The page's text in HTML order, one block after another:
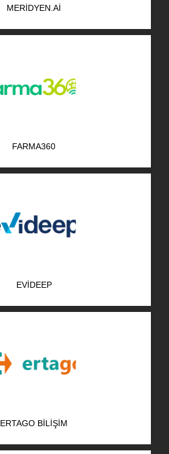
AR-GE Portal
EN
MERIDYEN.AI
FARMA360
EVIDEEP
ERTAGO BILIŞIM